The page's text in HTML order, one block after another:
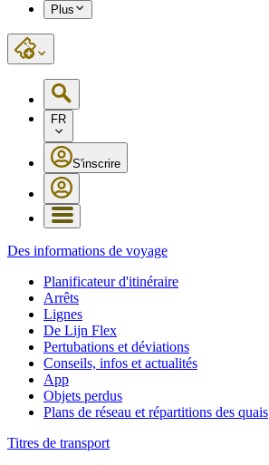
Plus
FR
S'inscrire
Des informations de voyage
Planificateur d'itinéraire
Arrêts
Lignes
De Lijn Flex
Pertubations et déviations
Conseils, infos et actualités
App
Objets perdus
Plans de réseau et répartitions des quais
Titres de transport